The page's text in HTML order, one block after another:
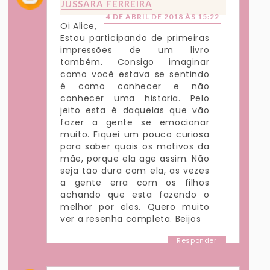
JUSSARA FERREIRA
4 DE ABRIL DE 2018 ÀS 15:22
Oi Alice,
Estou participando de primeiras
impressões de um livro
também. Consigo imaginar
como você estava se sentindo
é como conhecer e não
conhecer uma historia. Pelo
jeito esta é daquelas que vão
fazer a gente se emocionar
muito. Fiquei um pouco curiosa
para saber quais os motivos da
mãe, porque ela age assim. Não
seja tão dura com ela, as vezes
a gente erra com os filhos
achando que esta fazendo o
melhor por eles. Quero muito
ver a resenha completa. Beijos
Responder